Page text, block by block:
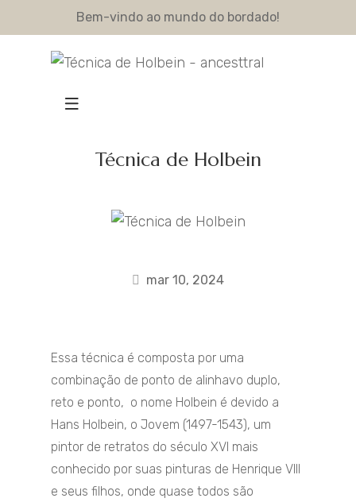
Bem-vindo ao mundo do bordado!
Técnica de Holbein
mar 10, 2024
Essa técnica é composta por uma
combinação de ponto de alinhavo duplo,
reto e ponto, o nome Holbein é devido a
Hans Holbein, o Jovem (1497-1543), um
pintor de retratos do século XVI mais
conhecido por suas pinturas de Henrique VIII
e seus filhos, onde quase todos são